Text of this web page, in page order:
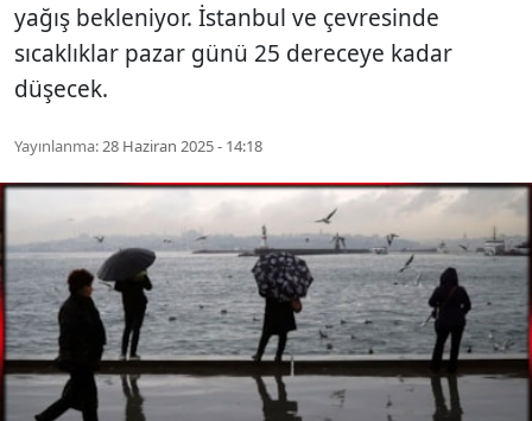
yağış bekleniyor. İstanbul ve çevresinde
sıcaklıklar pazar günü 25 dereceye kadar
düşecek.
Yayınlanma:28 Haziran 2025 - 14:18